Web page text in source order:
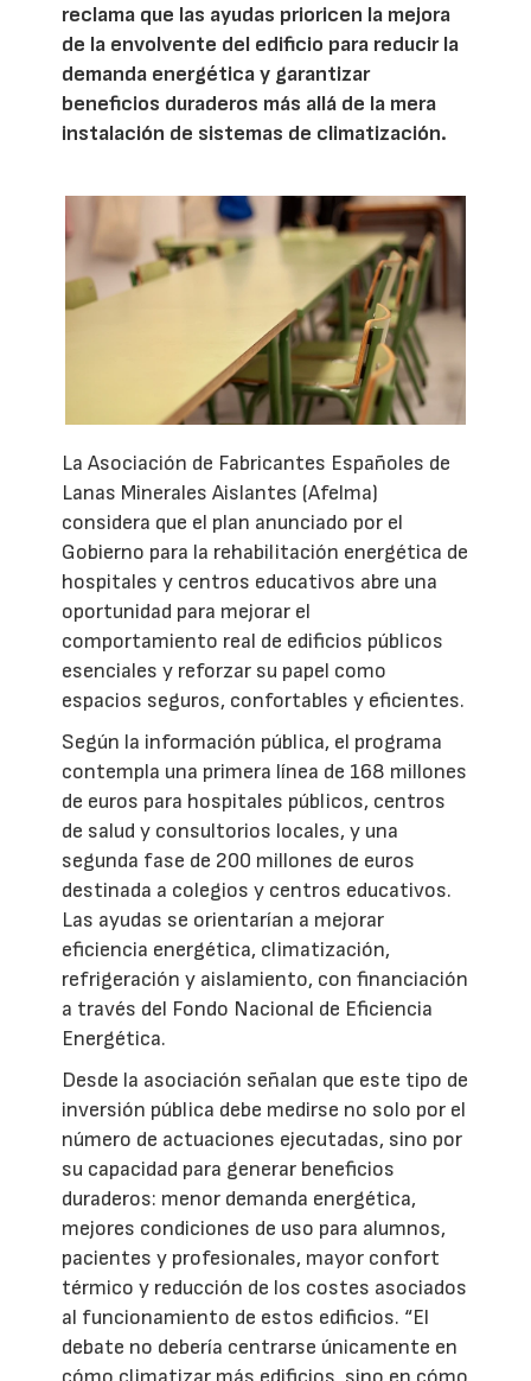
reclama que las ayudas prioricen la mejora
de la envolvente del edificio para reducir la
demanda energética y garantizar
beneficios duraderos más allá de la mera
instalación de sistemas de climatización.
La Asociación de Fabricantes Españoles de
Lanas Minerales Aislantes (Afelma)
considera que el plan anunciado por el
Gobierno para la rehabilitación energética de
hospitales y centros educativos abre una
oportunidad para mejorar el
comportamiento real de edificios públicos
esenciales y reforzar su papel como
espacios seguros, confortables y eficientes.
Según la información pública, el programa
contempla una primera línea de 168 millones
de euros para hospitales públicos, centros
de salud y consultorios locales, y una
segunda fase de 200 millones de euros
destinada a colegios y centros educativos.
Las ayudas se orientarían a mejorar
eficiencia energética, climatización,
refrigeración y aislamiento, con financiación
a través del Fondo Nacional de Eficiencia
Energética.
Desde la asociación señalan que este tipo de
inversión pública debe medirse no solo por el
número de actuaciones ejecutadas, sino por
su capacidad para generar beneficios
duraderos: menor demanda energética,
mejores condiciones de uso para alumnos,
pacientes y profesionales, mayor confort
térmico y reducción de los costes asociados
al funcionamiento de estos edificios. “El
debate no debería centrarse únicamente en